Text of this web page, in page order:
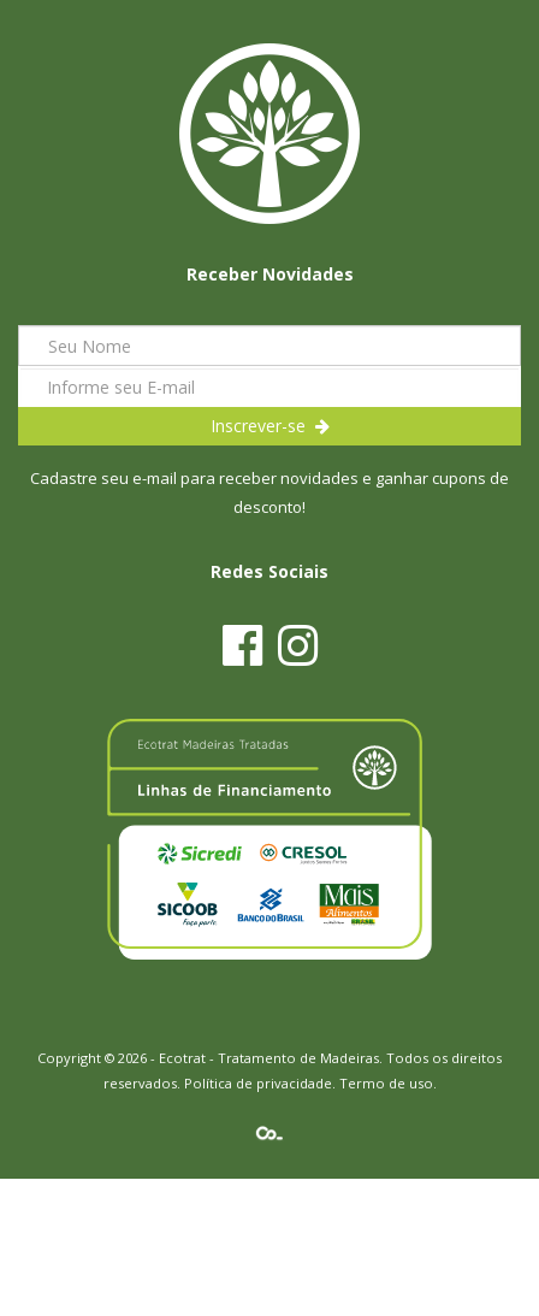
Receber Novidades
Inscrever-se
Cadastre seu e-mail para receber novidades e ganhar cupons de
desconto!
Redes Sociais
Copyright © 2026 - Ecotrat - Tratamento de Madeiras. Todos os direitos
reservados. Política de privacidade. Termo de uso.